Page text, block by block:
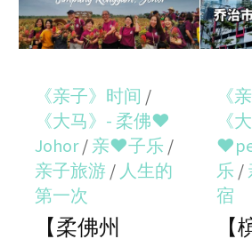
《亲子》时间 /
《大马》- 柔佛♥
Johor/亲♥子乐 /
亲子旅游/ 人生的
第一次
【柔佛州
《
《
乐 /
宿
【